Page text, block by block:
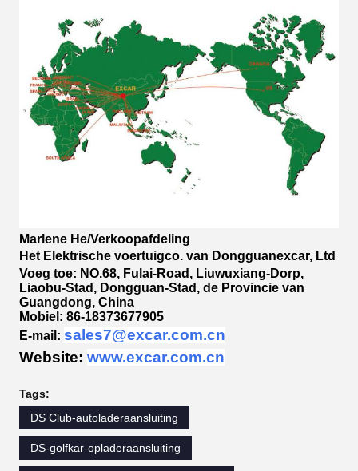
Marlene He/Verkoopafdeling
Het Elektrische voertuigco. van Dongguanexcar, Ltd
Voeg toe: NO.68, Fulai-Road, Liuwuxiang-Dorp,
Liaobu-Stad, Dongguan-Stad, de Provincie van
Guangdong, China
Mobiel: 86-18373677905
E-mail: sales7@excar.com.cn
Website: www.excar.com.cn
Tags:
DS Club-autoladeraansluiting
DS-golfkar-opladeraansluiting